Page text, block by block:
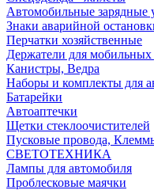
Автомобильные зарядные
Знаки аварийной
Перчатки хозяйственные
Держатели для мобильных
Канистры, Ведра
Наборы и комплекты для
Батарейки
Автоаптечки
Щетки стеклоочистителей
Пусковые провода,
СВЕТОТЕХНИКА
Лампы для автомобиля
Проблесковые маячки